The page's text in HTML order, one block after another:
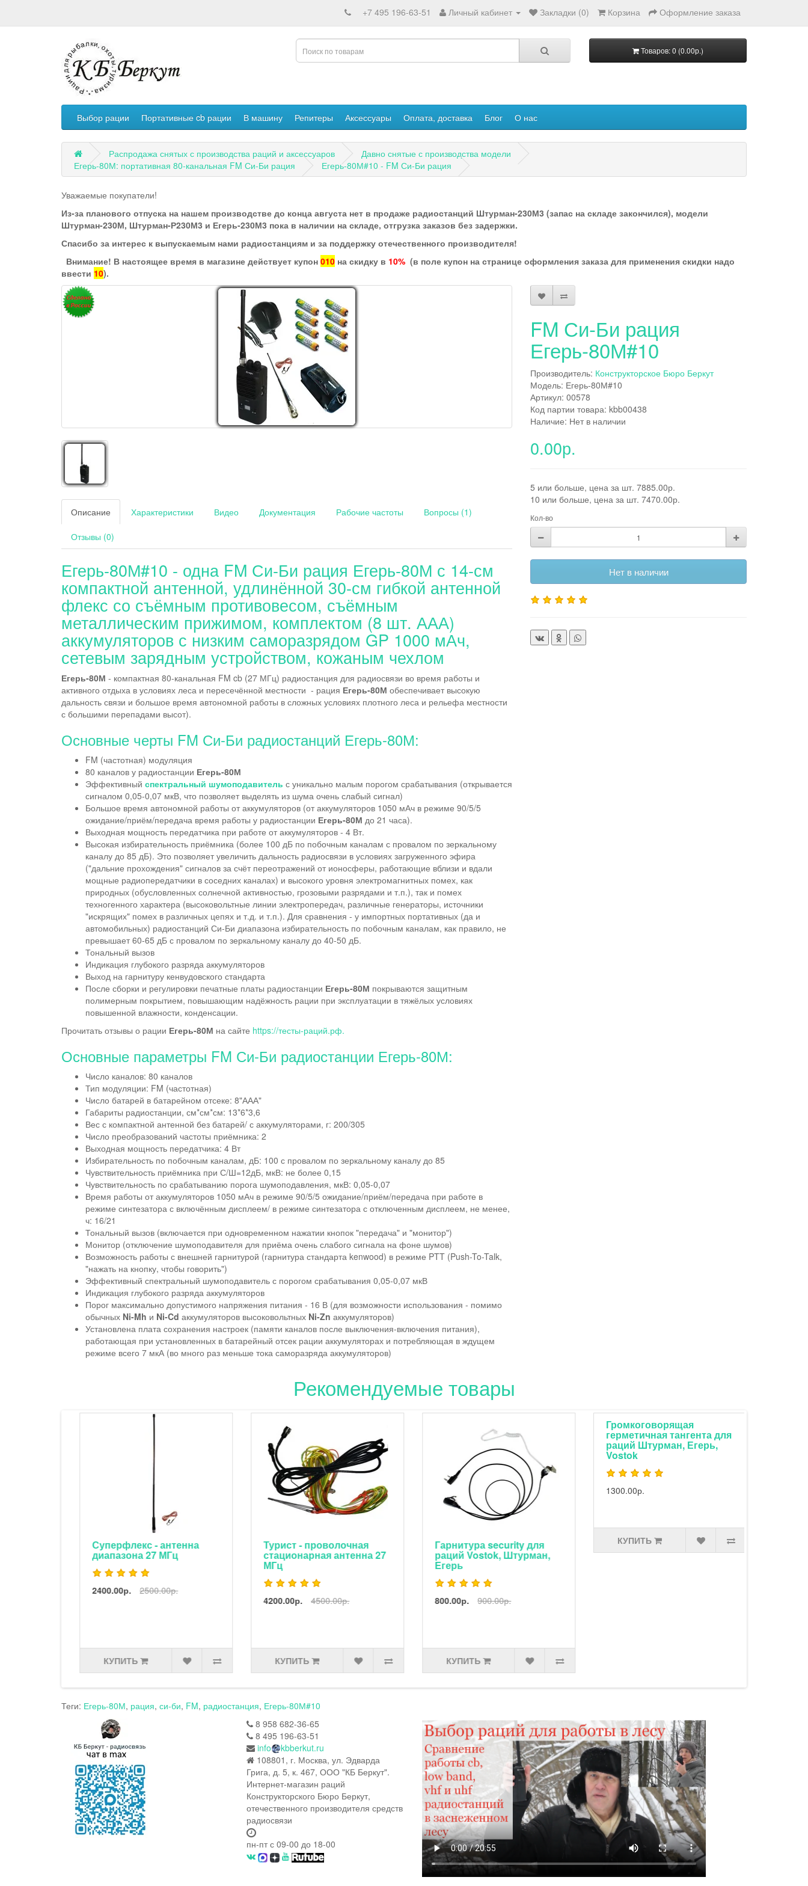
+7 495 196-63-51 Личный кабинет Закладки (0) Корзина Оформление заказа
Товаров: 0 (0.00р.)
Выбор рации Портативные cb рации В машину Репитеры Аксессуары Оплата, доставка Блог О нас
Распродажа снятых с производства раций и аксессуаров
Давно снятые с производства модели
Егерь-80М: портативная 80-канальная FM Си-Би рация
Егерь-80М#10 - FM Си-Би рация
Уважаемые покупатели!
Из-за планового отпуска на нашем производстве до конца августа нет в продаже радиостанций Штурман-230М3 (запас на складе закончился), модели
Штурман-230М, Штурман-Р230М3 и Егерь-230М3 пока в наличии на складе, отгрузка заказов без задержки.
Спасибо за интерес к выпускаемым нами радиостанциям и за поддержку отечественного производителя!
Внимание! В настоящее время в магазине действует купон 010 на скидку в 10% (в поле купон на странице оформления заказа для применения скидки надо
ввести 10).
Описание Характеристики Видео Документация Рабочие частоты Вопросы (1)
Отзывы (0)
Егерь-80М#10 - одна FM Си-Би рация Егерь-80М с 14-см
компактной антенной, удлинённой 30-см гибкой антенной
флекс со съёмным противовесом, съёмным
металлическим прижимом, комплектом (8 шт. ААА)
аккумуляторов с низким саморазрядом GP 1000 мАч,
сетевым зарядным устройством, кожаным чехлом
Егерь-80М - компактная 80-канальная FM cb (27 МГц) радиостанция для радиосвязи во время работы и
активного отдыха в условиях леса и пересечённой местности - рация Егерь-80М обеспечивает высокую
дальность связи и большое время автономной работы в сложных условиях плотного леса и рельефа местности
с большими перепадами высот).
Основные черты FM Си-Би радиостанций Егерь-80М:
FM (частотная) модуляция
80 каналов у радиостанции Егерь-80М
Эффективный спектральный шумоподавитель с уникально малым порогом срабатывания (открывается
сигналом 0,05-0,07 мкВ, что позволяет выделять из шума очень слабый сигнал)
Большое время автономной работы от аккумуляторов (от аккумуляторов 1050 мАч в режиме 90/5/5
ожидание/приём/передача время работы у радиостанции Егерь-80М до 21 часа).
Выходная мощность передатчика при работе от аккумуляторов - 4 Вт.
Высокая избирательность приёмника (более 100 дБ по побочным каналам с провалом по зеркальному
каналу до 85 дБ). Это позволяет увеличить дальность радиосвязи в условиях загруженного эфира
("дальние прохождения" сигналов за счёт переотражений от ионосферы, работающие вблизи и вдали
мощные радиопередатчики в соседних каналах) и высокого уровня электромагнитных помех, как
природных (обусловленных солнечной активностью, грозовыми разрядами и т.п.), так и помех
техногенного характера (высоковольтные линии электропередач, различные генераторы, источники
"искрящих" помех в различных цепях и т.д. и т.п.). Для сравнения - у импортных портативных (да и
автомобильных) радиостанций Си-Би диапазона избирательность по побочным каналам, как правило, не
превышает 60-65 дБ с провалом по зеркальному каналу до 40-50 дБ.
Тональный вызов
Индикация глубокого разряда аккумуляторов
Выход на гарнитуру кенвудовского стандарта
После сборки и регулировки печатные платы радиостанции Егерь-80М покрываются защитным
полимерным покрытием, повышающим надёжность рации при эксплуатации в тяжёлых условиях
повышенной влажности, конденсации.
Прочитать отзывы о рации Егерь-80М на сайте https://тесты-раций.рф.
Основные параметры FM Си-Би радиостанции Егерь-80М:
Число каналов: 80 каналов
Тип модуляции: FM (частотная)
Число батарей в батарейном отсеке: 8"ААА"
Габариты радиостанции, см*см*см: 13*6*3,6
Вес с компактной антенной без батарей/ с аккумуляторами, г: 200/305
Число преобразований частоты приёмника: 2
Выходная мощность передатчика: 4 Вт
Избирательность по побочным каналам, дБ: 100 с провалом по зеркальному каналу до 85
Чувствительность приёмника при С/Ш=12дБ, мкВ: не более 0,15
Чувствительность по срабатыванию порога шумоподавления, мкВ: 0,05-0,07
Время работы от аккумуляторов 1050 мАч в режиме 90/5/5 ожидание/приём/передача при работе в
режиме синтезатора с включённым дисплеем/ в режиме синтезатора с отключенным дисплеем, не менее,
ч: 16/21
Тональный вызов (включается при одновременном нажатии кнопок "передача" и "монитор")
Монитор (отключение шумоподавителя для приёма очень слабого сигнала на фоне шумов)
Возможность работы с внешней гарнитурой (гарнитура стандарта kenwood) в режиме PTT (Push-To-Talk,
"нажать на кнопку, чтобы говорить")
Эффективный спектральный шумоподавитель с порогом срабатывания 0,05-0,07 мкВ
Индикация глубокого разряда аккумуляторов
Порог максимально допустимого напряжения питания - 16 В (для возможности использования - помимо
обычных Ni-Mh и Ni-Cd аккумуляторов высоковольтных Ni-Zn аккумуляторов)
Установлена плата сохранения настроек (памяти каналов после выключения-включения питания),
работающая при установленных в батарейный отсек рации аккумуляторах и потребляющая в ждущем
режиме всего 7 мкА (во много раз меньше тока саморазряда аккумуляторов)
FM Си-Би рация
Егерь-80М#10
Производитель: Конструкторское Бюро Беркут
Модель: Егерь-80М#10
Артикул: 00578
Код партии товара: kbb00438
Наличие: Нет в наличии
0.00р.
5 или больше, цена за шт. 7885.00р.
10 или больше, цена за шт. 7470.00р.
Кол-во
Нет в наличии
Рекомендуемые товары
Суперфлекс - антенна
диапазона 27 МГц
2400.00р. 2500.00р.
КУПИТЬ
Турист - проволочная
стационарная антенна 27
МГц
4200.00р. 4500.00р.
КУПИТЬ
Гарнитура security для
раций Vostok, Штурман,
Егерь
800.00р. 900.00р.
КУПИТЬ
Громкоговорящая
герметичная тангента для
Теги: Егерь-80М, рация, си-би, FM, радиостанция, Егерь-80М#10
8 958 682-36-65
8 495 196-63-51
info
kbberkut.ru
108801, г. Москва, ул. Эдварда
Грига, д. 5, к. 467, ООО "КБ Беркут".
Интернет-магазин раций
Конструкторского Бюро Беркут,
отечественного производителя средств
радиосвязи
пн-пт с 09-00 до 18-00